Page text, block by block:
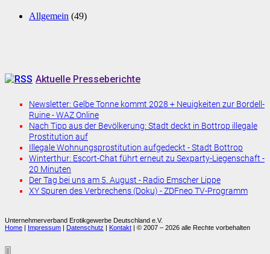
Allgemein (49)
Aktuelle Presseberichte
Newsletter: Gelbe Tonne kommt 2028 + Neuigkeiten zur Bordell-
Ruine - WAZ Online
Nach Tipp aus der Bevölkerung: Stadt deckt in Bottrop illegale
Prostitution auf
Illegale Wohnungsprostitution aufgedeckt - Stadt Bottrop
Winterthur: Escort-Chat führt erneut zu Sexparty-Liegenschaft -
20 Minuten
Der Tag bei uns am 5. August - Radio Emscher Lippe
XY Spuren des Verbrechens (Doku) - ZDFneo TV-Programm
Unternehmerverband Erotikgewerbe Deutschland e.V.
Home
Impressum Datenschutz Kontakt | © 2007 – 2026 alle Rechte vorbehalten